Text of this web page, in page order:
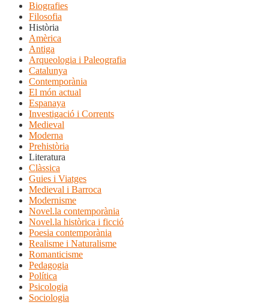
Biografies
Filosofia
Història
Amèrica
Antiga
Arqueologia i Paleografia
Catalunya
Contemporània
El món actual
Espanaya
Investigació i Corrents
Medieval
Moderna
Prehistòria
Literatura
Clàssica
Guies i Viatges
Medieval i Barroca
Modernisme
Novel.la contemporània
Novel.la històrica i ficció
Poesia contemporània
Realisme i Naturalisme
Romanticisme
Pedagogia
Política
Psicologia
Sociologia